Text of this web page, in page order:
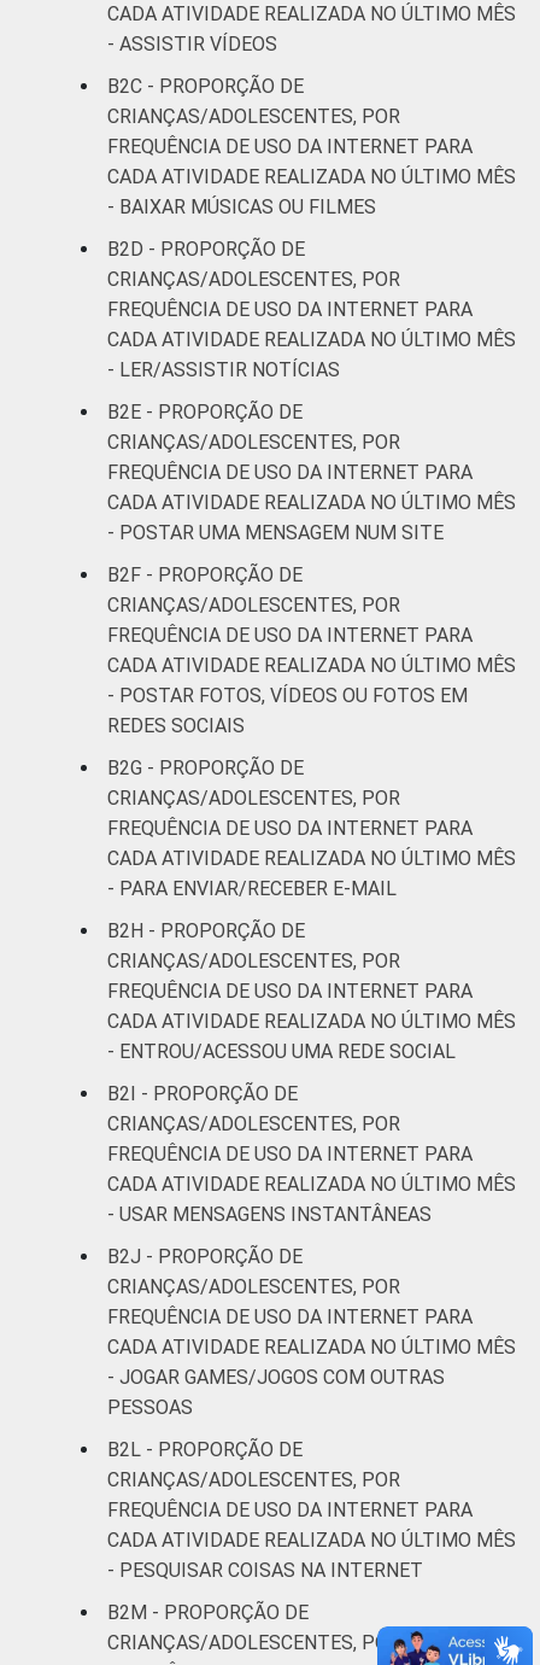
Mais de 3
CLASSE
SOCIAL
AB
C 17
DE
¹Base: 1 060 usuários de Internet de 11 a 17
anos que baixaram músicas ou filmes.
Respostas estimuladas. Dados coletados
entre setembro de 2013 e janeiro de 2014.
Fonte: NIC.br - set/2013 a jan/2014
CADA ATIVIDADE REALIZADA NO ÚLTIMO MÊS
- ASSISTIR VÍDEOS
B2C - PROPORÇÃO DE
CRIANÇAS/ADOLESCENTES, POR
FREQUÊNCIA DE USO DA INTERNET PARA
CADA ATIVIDADE REALIZADA NO ÚLTIMO MÊS
- BAIXAR MÚSICAS OU FILMES
B2D - PROPORÇÃO DE
CRIANÇAS/ADOLESCENTES, POR
FREQUÊNCIA DE USO DA INTERNET PARA
CADA ATIVIDADE REALIZADA NO ÚLTIMO MÊS
- LER/ASSISTIR NOTÍCIAS
B2E - PROPORÇÃO DE
CRIANÇAS/ADOLESCENTES, POR
FREQUÊNCIA DE USO DA INTERNET PARA
CADA ATIVIDADE REALIZADA NO ÚLTIMO MÊS
- POSTAR UMA MENSAGEM NUM SITE
B2F - PROPORÇÃO DE
CRIANÇAS/ADOLESCENTES, POR
FREQUÊNCIA DE USO DA INTERNET PARA
CADA ATIVIDADE REALIZADA NO ÚLTIMO MÊS
- POSTAR FOTOS, VÍDEOS OU FOTOS EM
REDES SOCIAIS
B2G - PROPORÇÃO DE
CRIANÇAS/ADOLESCENTES, POR
FREQUÊNCIA DE USO DA INTERNET PARA
CADA ATIVIDADE REALIZADA NO ÚLTIMO MÊS
- PARA ENVIAR/RECEBER E-MAIL
B2H - PROPORÇÃO DE
CRIANÇAS/ADOLESCENTES, POR
FREQUÊNCIA DE USO DA INTERNET PARA
CADA ATIVIDADE REALIZADA NO ÚLTIMO MÊS
- ENTROU/ACESSOU UMA REDE SOCIAL
B2I - PROPORÇÃO DE
CRIANÇAS/ADOLESCENTES, POR
FREQUÊNCIA DE USO DA INTERNET PARA
CADA ATIVIDADE REALIZADA NO ÚLTIMO MÊS
- USAR MENSAGENS INSTANTÂNEAS
B2J - PROPORÇÃO DE
CRIANÇAS/ADOLESCENTES, POR
FREQUÊNCIA DE USO DA INTERNET PARA
CADA ATIVIDADE REALIZADA NO ÚLTIMO MÊS
- JOGAR GAMES/JOGOS COM OUTRAS
PESSOAS
B2L - PROPORÇÃO DE
CRIANÇAS/ADOLESCENTES, POR
FREQUÊNCIA DE USO DA INTERNET PARA
CADA ATIVIDADE REALIZADA NO ÚLTIMO MÊS
- PESQUISAR COISAS NA INTERNET
B2M - PROPORÇÃO DE
CRIANÇAS/ADOLESCENTES, POR